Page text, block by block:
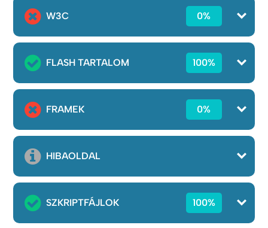
W3C 0%
FLASH TARTALOM 100%
FRAMEK 0%
HIBAOLDAL
SZKRIPTFÁJLOK 100%